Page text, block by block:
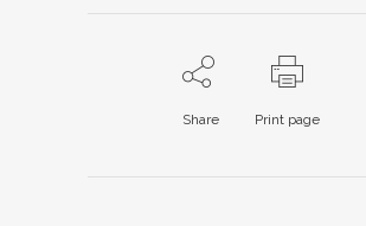
Share Print page